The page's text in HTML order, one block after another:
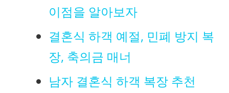
이점을 알아보자
결혼식 하객 예절, 민폐 방지 복
장, 축의금 매너
남자 결혼식 하객 복장 추천